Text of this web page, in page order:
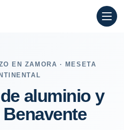
en Benavente: frío continental,
EN ZAMORA · MESETA
aluminio y
Benavente